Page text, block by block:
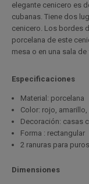
elegante cenicero es
cubanas. Tiene dos
cenicero. Los bordes
porcelana de este
mesa o en una sala
Especificaciones
Material: porcelana
Color: rojo,
Decoración: casas
Forma : rectangular
2 ranuras para puros
Dimensiones